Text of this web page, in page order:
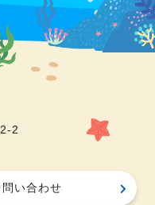
2
問い合わせ